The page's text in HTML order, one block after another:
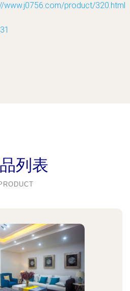
www.j0756.com/product/320.html
列表